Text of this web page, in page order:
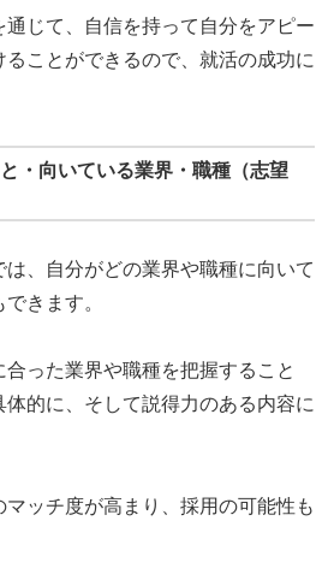
じて、自信を持って自分をアピー
ることができるので、就活の成功に
・向いている業界・職種（志望
、自分がどの業界や職種に向いて
きます。
った業界や職種を把握すること
的に、そして説得力のある内容に
マッチ度が高まり、採用の可能性も